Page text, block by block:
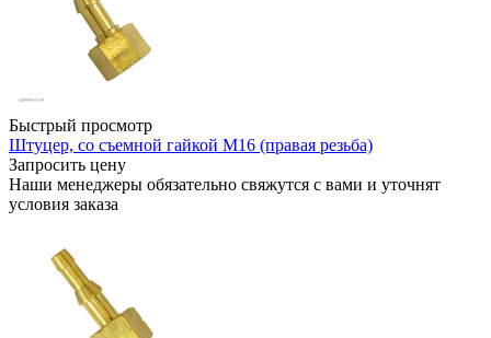
Быстрый просмотр
Штуцер, со съемной гайкой М16 (правая резьба)
Запросить цену
Наши менеджеры обязательно свяжутся с вами и уточнят
условия заказа